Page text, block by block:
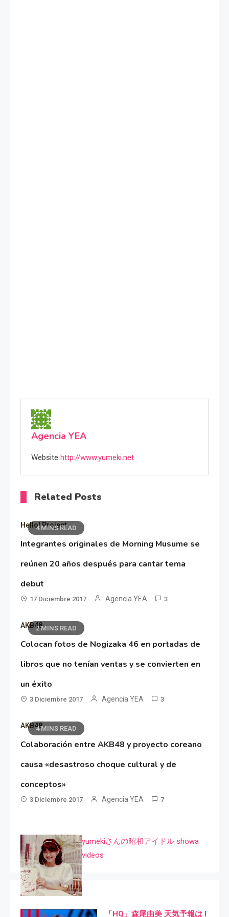
Agencia YEA
Website http://www.yumeki.net
Related Posts
4 MINS READ
Hello! Project
Integrantes originales de Morning Musume se
reúnen 20 años después para cantar tema
debut
17 Diciembre 2017 Agencia YEA 3
2 MINS READ
AKB48
Colocan fotos de Nogizaka 46 en portadas de
libros que no tenían ventas y se convierten en
un éxito
3 Diciembre 2017 Agencia YEA 3
4 MINS READ
AKB48
Colaboración entre AKB48 y proyecto coreano
causa «desastroso choque cultural y de
conceptos»
3 Diciembre 2017 Agencia YEA 7
yumekiさんの昭和アイドル showa
videos
「HQ」森尾由美 天気予報は I